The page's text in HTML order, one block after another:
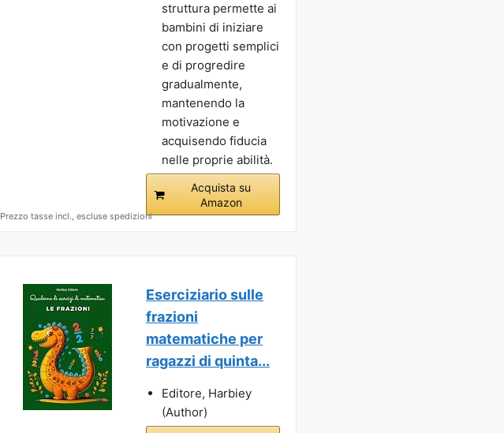
struttura permette ai
bambini di iniziare
con progetti semplici
e di progredire
gradualmente,
mantenendo la
motivazione e
acquisendo fiducia
nelle proprie abilità.
Acquista su
Amazon
Prezzo tasse incl., escluse spedizioni
Eserciziario sulle
frazioni
matematiche per
ragazzi di quinta...
Editore, Harbiey
(Author)